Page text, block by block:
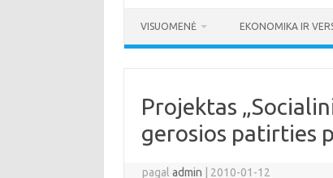
VISUOMENĖ EKONOMIKA IR
Projektas
gerosios patirties
pagaladmin 2010-01-12